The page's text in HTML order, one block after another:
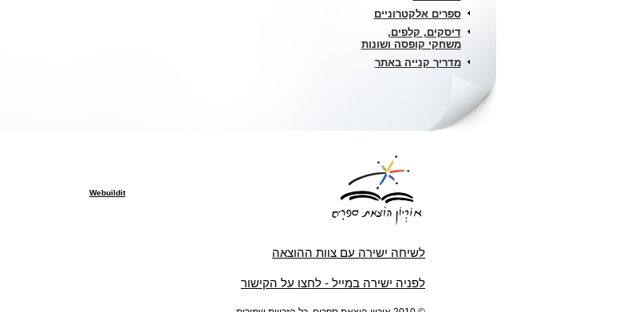
ספרים אלקטרוניים
דיסקים, קלפים,
משחקי קופסה ושונות
מדריך קנייה באתר
לשיחה ישירה עם צוות ההוצאה
לפניה ישירה במייל - לחצו על הקישור
Webuildit